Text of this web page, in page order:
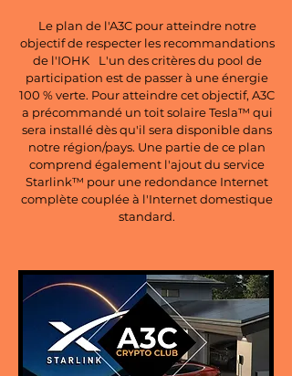
Le plan de l'A3C pour atteindre notre
objectif de respecter les recommandations
de l'IOHK
L'un des critères du pool de
participation est de passer à une énergie
100 % verte. Pour atteindre cet objectif, A3C
a précommandé un toit solaire Tesla™ qui
sera installé dès qu'il sera disponible dans
notre région/pays. Une partie de ce plan
comprend également l'ajout du service
Starlink™ pour une redondance Internet
complète couplée à l'Internet domestique
standard.